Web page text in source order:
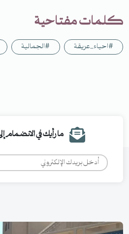
كلمات مفتاحية
#احياء_عريقة #الجمالية
ما رأيك في الانضمام